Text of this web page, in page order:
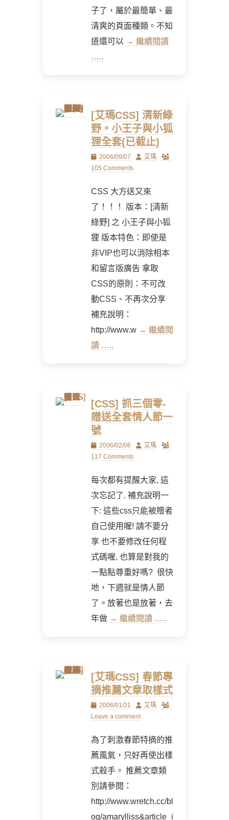
子了，屬於最簡單、最
清爽的頁面種類。不知
道還可以 → 繼續閱讀
…..
[艾瑪CSS] 清新綠
野。小王子與小狐
狸全套(已截止)
Posted
on
2006/09/07 Author
艾瑪
105 Comments
CSS 大方送又來
了！！！ 版本：[清新
綠野] 之 小王子與小狐
狸 版本特色：即使是
非VIP也可以消除相本
和留言版廣告 拿取
CSS的原則：不可改
動CSS、不再次分享
補充說明：
http://www.w → 繼續閱
讀 …..
[CSS] 抓三個零-
贈送全套情人節一
號
Posted
on
2006/02/06 Author
艾瑪
117 Comments
每次都有提醒大家, 這
次忘記了. 補充說明一
下: 這些css只能被贈者
自己使用喔! 請不要分
享 也不要修改任何程
式碼喔, 也算是對我的
一點點尊重好嗎? 很快
地，下週就是情人節
了。放著也是放著，去
年做 → 繼續閱讀 …..
[艾瑪CSS] 春節專
摘推薦文章取樣式
Posted
on
2006/01/21 Author
艾瑪
Leave a comment
為了刺激春節特摘的推
薦風氣，只好再使出樣
式殺手。 推薦文章類
別請參閱：
http://www.wretch.cc/bl
og/amarylliss&article_i